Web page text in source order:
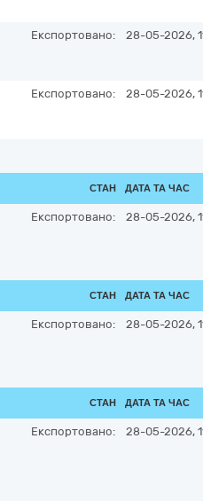
Експортовано: 28-05-2026,
Експортовано: 28-05-2026,
СТАН ДАТА ТА ЧАС
Експортовано: 28-05-2026,
СТАН ДАТА ТА ЧАС
Експортовано: 28-05-2026,
СТАН ДАТА ТА ЧАС
Експортовано: 28-05-2026,